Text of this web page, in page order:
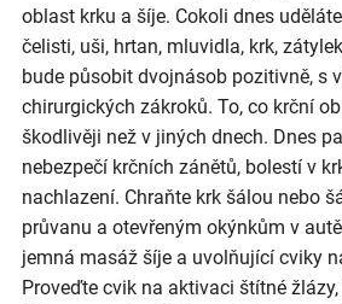
oblast krku a šíje. Cokoli dnes
čelisti, uši, hrtan, mluvidla, krk,
bude působit dvojnásob pozitivně, s
chirurgických zákroků. To, co krční
škodlivěji než v jiných dnech. Dnes
nebezpečí krčních zánětů, bolestí v
nachlazení. Chraňte krk šálou nebo
průvanu a otevřeným okýnkům v
jemná masáž šíje a uvolňující cviky
Proveďte cvik na aktivaci štítné žlázy,